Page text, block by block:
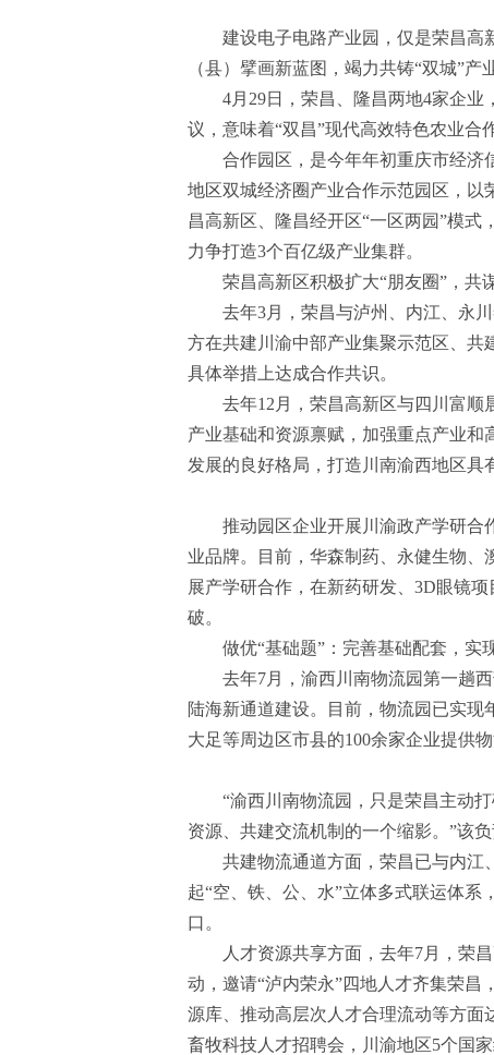
建设电子电路产业园，仅是荣昌高
（县）擘画新蓝图，竭力共铸“双城”产
4月29日，荣昌、隆昌两地4家企
议，意味着“双昌”现代高效特色农业合
合作园区，是今年年初重庆市经济
地区双城经济圈产业合作示范园区，以
昌高新区、隆昌经开区“一区两园”模式
力争打造3个百亿级产业集群。
荣昌高新区积极扩大“朋友圈”，共
去年3月，荣昌与泸州、内江、永
方在共建川渝中部产业集聚示范区、共
具体举措上达成合作共识。
去年12月，荣昌高新区与四川富顺
产业基础和资源禀赋，加强重点产业和
发展的良好格局，打造川南渝西地区具
推动园区企业开展川渝政产学研合
业品牌。目前，华森制药、永健生物
展产学研合作，在新药研发、3D眼镜
破。
做优“基础题”：完善基础配套，实
去年7月，渝西川南物流园第一趟
陆海新通道建设。目前，物流园已实现
大足等周边区市县的100余家企业提供
“渝西川南物流园，只是荣昌主动
资源、共建交流机制的一个缩影。”该负
共建物流通道方面，荣昌已与内江
起“空、铁、公、水”立体多式联运体系
口。
人才资源共享方面，去年7月，荣
动，邀请“泸内荣永”四地人才齐集荣昌
源库、推动高层次人才合理流动等方面
畜牧科技人才招聘会，川渝地区5个国